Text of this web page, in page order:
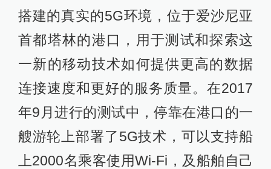
搭建的真实的5G环境，位于爱沙尼亚
首都塔林的港口，用于测试和探索这
一新的移动技术如何提供更高的数据
连接速度和更好的服务质量。在2017
年9月进行的测试中，停靠在港口的一
艘游轮上部署了5G技术，可以支持船
上2000名乘客使用Wi-Fi，及船舶自己